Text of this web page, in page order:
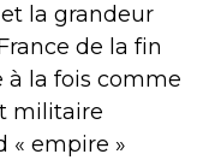
la grandeur
de la fin
à la fois comme
militaire
« empire »